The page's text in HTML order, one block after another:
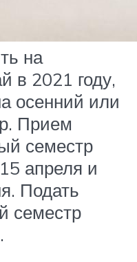
на
в 2021 году,
осенний или
Прием
семестр
апреля и
Подать
семестр